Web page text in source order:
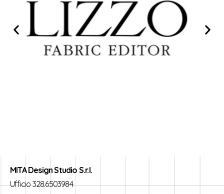
MITA Design Studio S.r.l.
Ufficio 328.6503984